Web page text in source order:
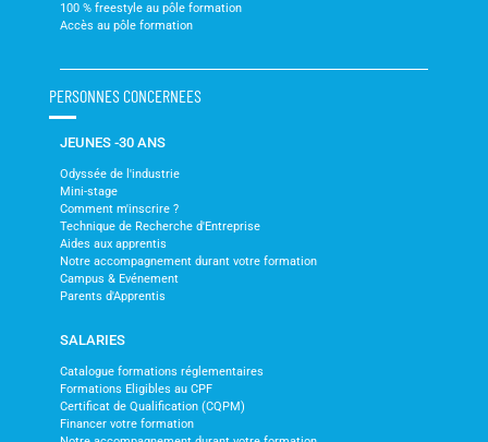
100 % freestyle au pôle formation
Accès au pôle formation
PERSONNES CONCERNEES
JEUNES -30 ANS
Odyssée de l'industrie
Mini-stage
Comment m'inscrire ?
Technique de Recherche d'Entreprise
Aides aux apprentis
Notre accompagnement durant votre formation
Campus & Evénement
Parents d'Apprentis
SALARIES
Catalogue formations réglementaires
Formations Eligibles au CPF
Certificat de Qualification (CQPM)
Financer votre formation